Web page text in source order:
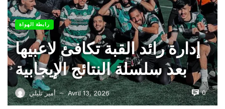
رابطة الهواة
إدارة رائد القبة تكافئ لاعبيها
بعد سلسلة النتائج الإيجابية
أمير تليلي — Avril 13, 2026 0